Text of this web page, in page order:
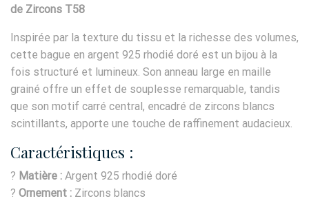
de Zircons T58
Inspirée par la texture du tissu et la richesse des volumes,
cette bague en argent 925 rhodié doré est un bijou à la
fois structuré et lumineux. Son anneau large en maille
grainé offre un effet de souplesse remarquable, tandis
que son motif carré central, encadré de zircons blancs
scintillants, apporte une touche de raffinement audacieux.
Caractéristiques :
? Matière : Argent 925 rhodié doré
? Ornement : Zircons blancs